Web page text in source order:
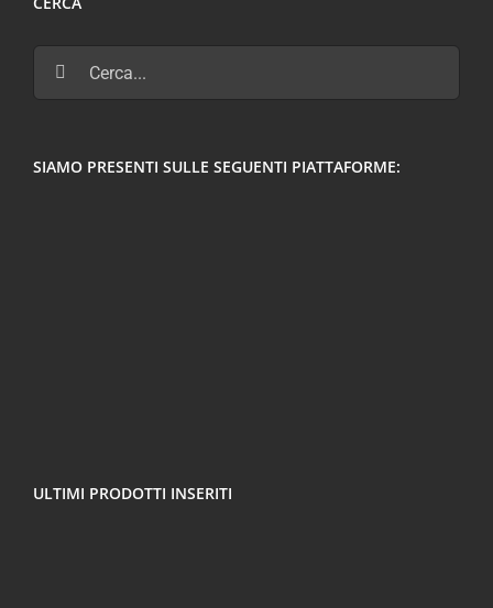
Cerca
per:
SIAMO PRESENTI SULLE SEGUENTI PIATTAFORME:
ULTIMI PRODOTTI INSERITI